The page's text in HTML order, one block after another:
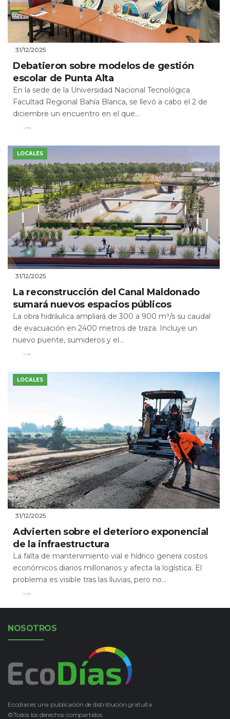
31/12/2025
Debatieron sobre modelos de gestión
escolar de Punta Alta
En la sede de la Universidad Nacional Tecnológica
Facultad Regional Bahía Blanca, se llevó a cabo el 2 de
diciembre un encuentro en el que...
Leer Más
LOCALES
31/12/2025
La reconstrucción del Canal Maldonado
sumará nuevos espacios públicos
La obra hidráulica ampliará de 300 a 900 m³/s su caudal
de evacuación en 2400 metros de traza. Incluye un
nuevo puente, sumideros y el...
Leer Más
LOCALES
31/12/2025
Advierten sobre el deterioro exponencial
de la infraestructura
La falta de mantenimiento vial e hídrico genera costos
económicos diarios millonarios y afecta la logística. El
problema es visible tras las lluvias, pero no...
Leer Más
NOSOTROS
Ecodías es una publicación de distribución gratuita.
©Todos los derechos compartidos.